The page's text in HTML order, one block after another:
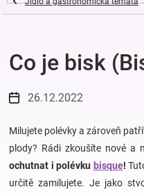
oblečení
Pokojíček
a
kojenecká
Co je bisk
26.12.2022
Milujete polévky a zároveň
plody? Rádi zkoušíte nové a
ochutnat i polévku bisque!
určitě zamilujete. Je jako